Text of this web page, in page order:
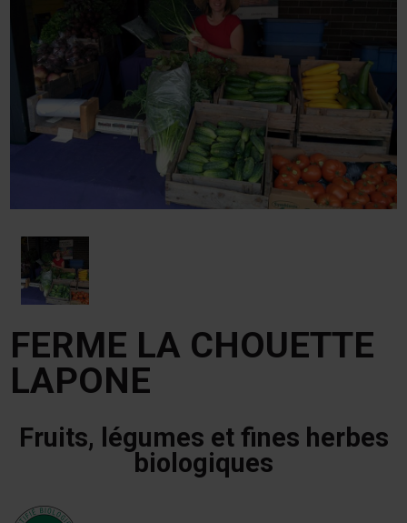
FERME LA CHOUETTE
LAPONE
Fruits, légumes et fines herbes
biologiques